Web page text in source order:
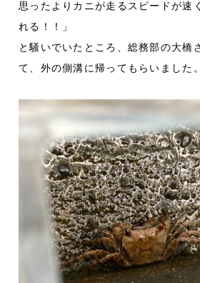
思ったよりカニが走るスピードが速
れる！！」
と騒いでいたところ、総務部の大橋
て、外の側溝に帰ってもらいました。